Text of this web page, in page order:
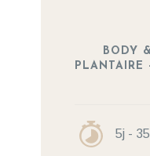
BODY
5j -